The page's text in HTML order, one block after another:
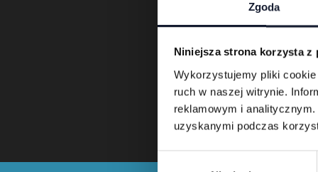
Zgoda
Niniejsza strona korzysta z
Wykorzystujemy pliki
ruch w naszej witrynie.
reklamowym i
uzyskanymi podczas
Today Is